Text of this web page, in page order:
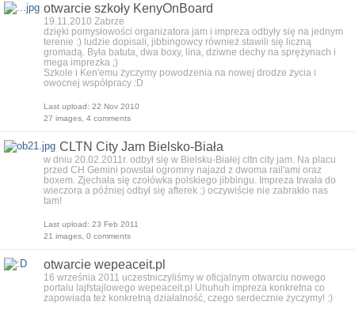
otwarcie szkoły KenyOnBoard
19.11.2010 Zabrze
dzięki pomysłowości organizatora jam i impreza odbyły się na jednym
terenie :) ludzie dopisali, jibbingowcy również stawili się liczną
gromadą. Była batuta, dwa boxy, lina, dziwne dechy na sprężynach i
mega imprezka ;)
Szkole i Ken'emu życzymy powodzenia na nowej drodze życia i
owocnej współpracy :D
Last upload: 22 Nov 2010
27 images, 4 comments
CLTN City Jam Bielsko-Biała
w dniu 20.02.2011r. odbył się w Bielsku-Białej cltn city jam. Na placu
przed CH Gemini powstał ogromny najazd z dwoma rail'ami oraz
boxem. Zjechała się czołówka polskiego jibbingu. Impreza trwała do
wieczora a później odbył się afterek :) oczywiście nie zabrakło nas
tam!
Last upload: 23 Feb 2011
21 images, 0 comments
otwarcie wepeaceit.pl
16 września 2011 uczestniczyliśmy w oficjalnym otwarciu nowego
portalu lajfstajlowego wepeaceit.pl Uhuhuh impreza konkretna co
zapowiada też konkretną działalność, czego serdecznie życzymy! :)